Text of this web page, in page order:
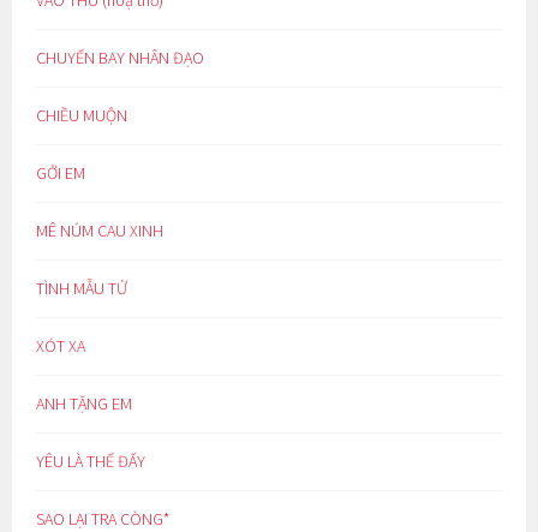
CHUYẾN BAY NHÂN ĐẠO
CHIỀU MUỘN
GỞI EM
MÊ NÚM CAU XINH
TÌNH MẪU TỬ
XÓT XA
ANH TẶNG EM
YÊU LÀ THẾ ĐẤY
SAO LẠI TRA CÒNG*